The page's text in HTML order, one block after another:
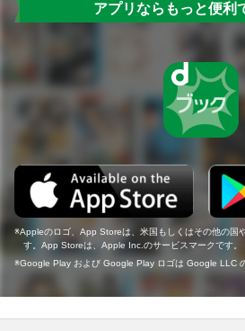
アプリならもっと便利
Appleのロゴ、App Storeは、米国もしくはその他の国
す。App Storeは、Apple Inc.のサービスマークです。
Google Play および Google Play ロゴは Google LLC